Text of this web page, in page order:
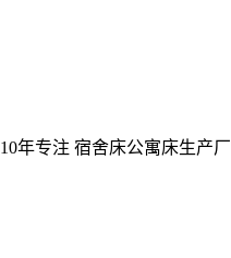
10年专注 宿舍床公寓床生产